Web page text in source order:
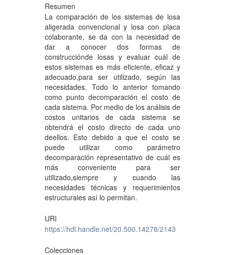
Resumen
La comparación de los sistemas de losa
aligerada convencional y losa con placa
colaborante, se da con la necesidad de
dar a conocer dos formas de
construcciónde losas y evaluar cuál de
estos sistemas es más eficiente, eficaz y
adecuado,para ser utilizado, según las
necesidades. Todo lo anterior tomando
como punto decomparación el costo de
cada sistema. Por medio de los análisis de
costos unitarios de cada sistema se
obtendrá el costo directo de cada uno
deellos. Esto debido a que el costo se
puede utilizar como parámetro
decomparación representativo de cuál es
más conveniente para ser
utilizado,siempre y cuando las
necesidades técnicas y requerimientos
estructurales así lo permitan.
URI
https://hdl.handle.net/20.500.14278/2143
Colecciones